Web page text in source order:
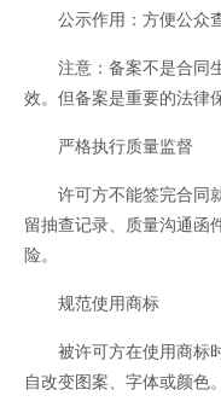
公示作用：方便公众查
注意：备案不是合同
效。但备案是重要的法律
严格执行质量监督
许可方不能签完合同就
留抽查记录、质量沟通函
险。
规范使用商标
被许可方在使用商标
自改变图案、字体或颜色。